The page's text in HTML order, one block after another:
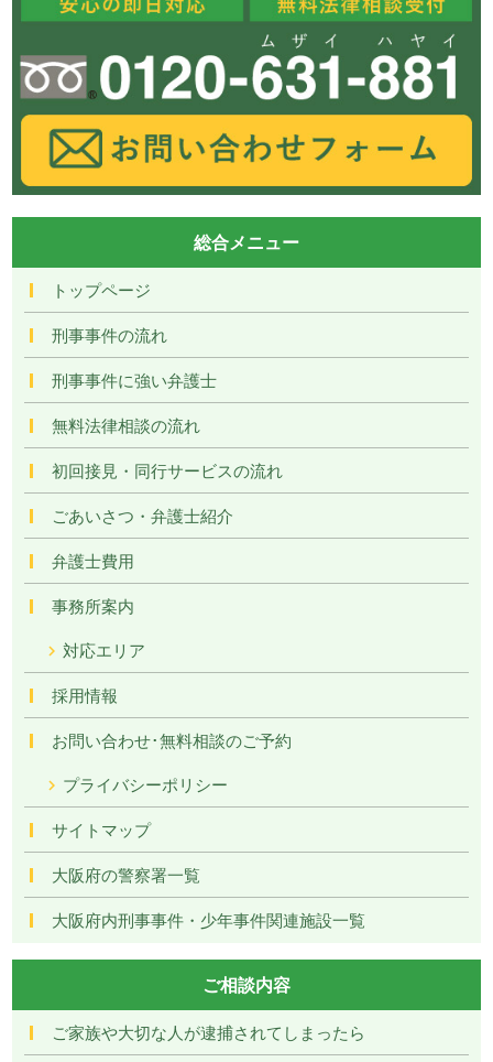
総合メニュー
トップページ
刑事事件の流れ
刑事事件に強い弁護士
無料法律相談の流れ
初回接見・同行サービスの流れ
ごあいさつ・弁護士紹介
弁護士費用
事務所案内
対応エリア
採用情報
お問い合わせ･無料相談のご予約
プライバシーポリシー
サイトマップ
大阪府の警察署一覧
大阪府内刑事事件・少年事件関連施設一覧
ご相談内容
ご家族や大切な人が逮捕されてしまったら